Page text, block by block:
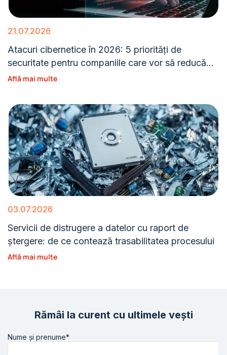
21.07.2026
Atacuri cibernetice în 2026: 5 priorități de
securitate pentru companiile care vor să reducă
expunerea
Află mai multe
03.07.2026
Servicii de distrugere a datelor cu raport de
ștergere: de ce contează trasabilitatea procesului
Află mai multe
Rămâi la curent cu ultimele vești
Nume și prenume*